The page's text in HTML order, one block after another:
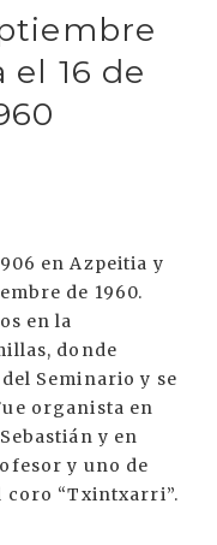
el 16 de
en Azpeitia y
de 1960.
en la
donde
Seminario y se
organista en
y en
y uno de
coro “Txintxarri”.